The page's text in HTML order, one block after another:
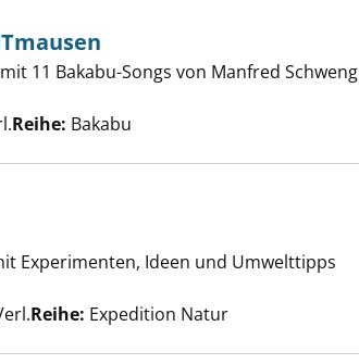
in MINTmausen anzeigen
11 Bakabu-Songs von Manfred Schweng
Reihe: Bakabu
anzeigen
Experimenten, Ideen und Umwelttipps
Reihe: Expedition Natur